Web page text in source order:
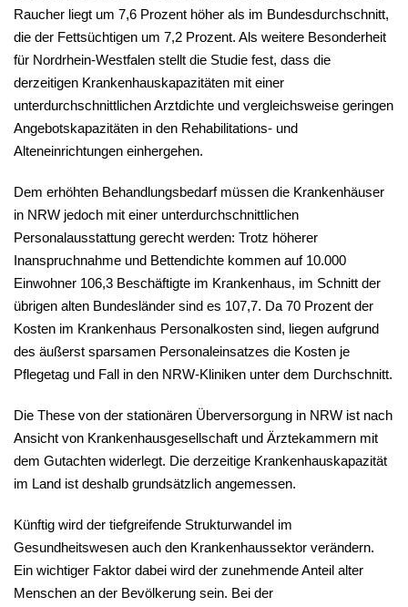
Raucher liegt um 7,6 Prozent höher als im Bundesdurchschnitt,
die der Fettsüchtigen um 7,2 Prozent. Als weitere Besonderheit
für Nordrhein-Westfalen stellt die Studie fest, dass die
derzeitigen Krankenhauskapazitäten mit einer
unterdurchschnittlichen Arztdichte und vergleichsweise geringen
Angebotskapazitäten in den Rehabilitations- und
Alteneinrichtungen einhergehen.
Dem erhöhten Behandlungsbedarf müssen die Krankenhäuser
in NRW jedoch mit einer unterdurchschnittlichen
Personalausstattung gerecht werden: Trotz höherer
Inanspruchnahme und Bettendichte kommen auf 10.000
Einwohner 106,3 Beschäftigte im Krankenhaus, im Schnitt der
übrigen alten Bundesländer sind es 107,7. Da 70 Prozent der
Kosten im Krankenhaus Personalkosten sind, liegen aufgrund
des äußerst sparsamen Personaleinsatzes die Kosten je
Pflegetag und Fall in den NRW-Kliniken unter dem Durchschnitt.
Die These von der stationären Überversorgung in NRW ist nach
Ansicht von Krankenhausgesellschaft und Ärztekammern mit
dem Gutachten widerlegt. Die derzeitige Krankenhauskapazität
im Land ist deshalb grundsätzlich angemessen.
Künftig wird der tiefgreifende Strukturwandel im
Gesundheitswesen auch den Krankenhaussektor verändern.
Ein wichtiger Faktor dabei wird der zunehmende Anteil alter
Menschen an der Bevölkerung sein. Bei der